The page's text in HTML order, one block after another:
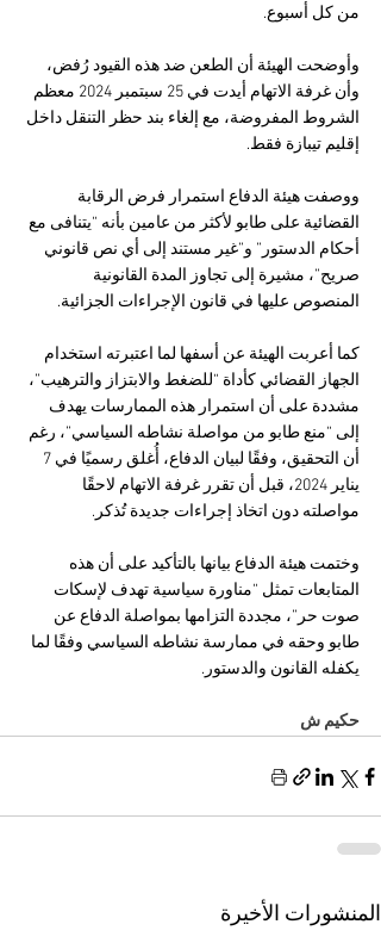
من كل أسبوع.
وأوضحت الهيئة أن الطعن ضد هذه القيود رُفض،
وأن غرفة الاتهام أيدت في 25 سبتمبر 2024 معظم
الشروط المفروضة، مع إلغاء بند حظر التنقل داخل
إقليم تيبازة فقط.
ووصفت هيئة الدفاع استمرار فرض الرقابة
القضائية على طابو لأكثر من عامين بأنه “يتنافى مع
أحكام الدستور” و”غير مستند إلى أي نص قانوني
صريح”، مشيرة إلى تجاوز المدة القانونية
المنصوص عليها في قانون الإجراءات الجزائية.
كما أعربت الهيئة عن أسفها لما اعتبرته استخدام
الجهاز القضائي كأداة “للضغط والابتزاز والترهيب”،
مشددة على أن استمرار هذه الممارسات يهدف
إلى “منع طابو من مواصلة نشاطه السياسي”، رغم
يناير 2024، قبل أن تقرر غرفة الاتهام لاحقًا
مواصلته دون اتخاذ إجراءات جديدة تُذكر.
وختمت هيئة الدفاع بيانها بالتأكيد على أن هذه
المتابعات تمثل “مناورة سياسية تهدف لإسكات
صوت حر”، مجددة التزامها بمواصلة الدفاع عن
طابو وحقه في ممارسة نشاطه السياسي وفقًا لما
يكفله القانون والدستور.
حكيم ش
المنشورات الأخيرة